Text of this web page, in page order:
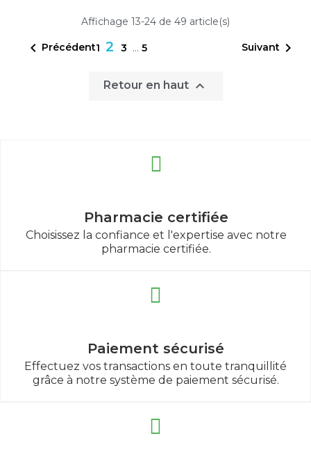
Affichage 13-24 de 49 article(s)
 Précédent1 2 3 … 5 Suivant 
Retour en haut 
Pharmacie certifiée
Choisissez la confiance et l'expertise avec notre
pharmacie certifiée.
Paiement sécurisé
Effectuez vos transactions en toute tranquillité
grâce à notre système de paiement sécurisé.